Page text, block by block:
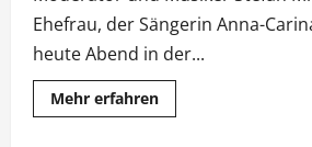
Ehefrau, der Sängerin Anna-
heute Abend in der...
Mehr erfahrenMehr
Informationen